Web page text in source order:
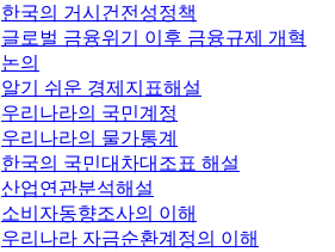
한국의 거시건전성정책
글로벌 금융위기 이후 금융규제 개혁
논의
알기 쉬운 경제지표해설
우리나라의 국민계정
우리나라의 물가통계
한국의 국민대차대조표 해설
산업연관분석해설
소비자동향조사의 이해
우리나라 자금순환계정의 이해